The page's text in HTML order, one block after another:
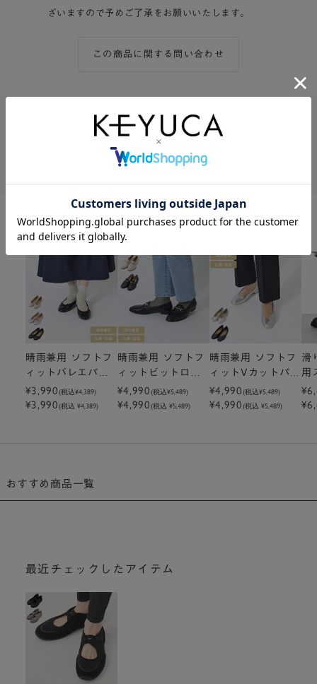
ざいますので予めご了承をお願いいたします。
この商品に関する問い合わせ
この商品をシェアする
Facebook
関連商品
晴雨兼用 ソフトフ
ィットバレエパン
プス
¥3,990(税込¥4,389)
¥3,990(税込 ¥4,389)
晴雨兼用 ソフトフ
ィットビットロー
ファー
¥4,990(税込¥5,489)
¥4,990(税込 ¥5,489)
晴雨兼用 ソフトフ
ィットVカットパン
プス
¥4,990(税込¥5,489)
¥4,990(税込 ¥5,489)
滑
用
ツ
おすすめ商品一覧
最近チェックしたアイテム